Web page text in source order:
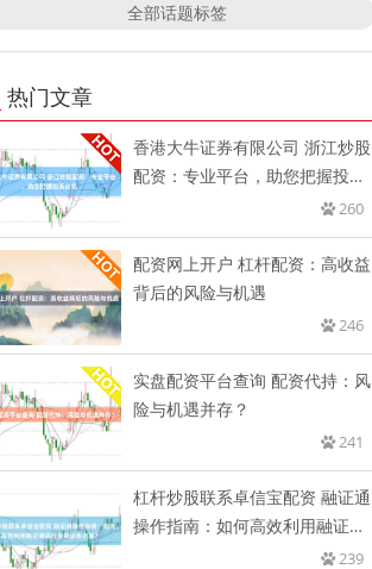
全部话题标签
热门文章
香港大牛证券有限公司 浙江炒股
配资：专业平台，助您把握投资
260
配资网上开户 杠杆配资：高收益
背后的风险与机遇
246
实盘配资平台查询 配资代持：风
险与机遇并存？
241
杠杆炒股联系卓信宝配资 融证通
操作指南：如何高效利用融证通
239